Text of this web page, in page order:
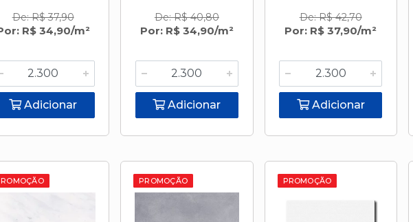
De: R$ 37,90
R$ 34,90/m²
Adicionar
De: R$ 40,80
Por: R$ 34,90/m²
Adicionar
De: R$ 42,70
Por: R$ 37,90/m²
Adicionar
PROMOÇÃO PROMOÇÃO